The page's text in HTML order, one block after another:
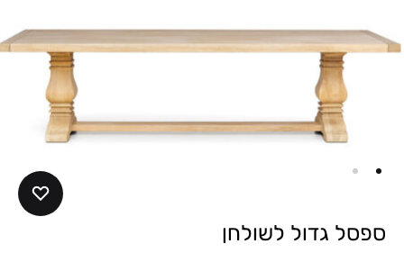
ספסל גדול לשולחן